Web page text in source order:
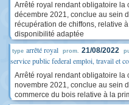
Arrêté royal rendant obligatoire la
décembre 2021, conclue au sein
récupération de chiffons, relative
disponibilité adaptée
type arrêté royal prom. 21/08/2022
service public federal emploi, travail et
Arrêté royal rendant obligatoire la
novembre 2021, conclue au sein
commerce du bois relative à la